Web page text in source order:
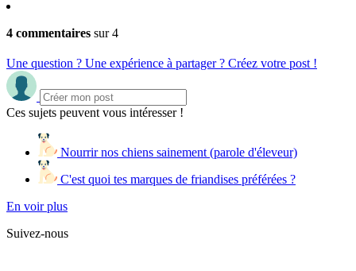
4 commentaires sur 4
Une question ? Une expérience à partager ? Créez votre post !
Ces sujets peuvent vous intéresser !
Nourrir nos chiens sainement (parole d'éleveur)
C'est quoi tes marques de friandises préférées ?
En voir plus
Suivez-nous